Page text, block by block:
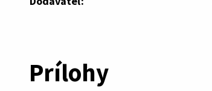
Prílohy